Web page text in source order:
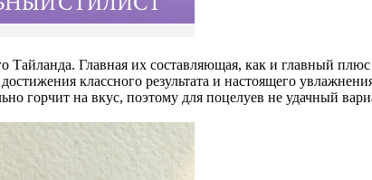
Тайланда. Главная их составляющая, как и главный
классного результата и настоящего
горчит на вкус, поэтому для поцелуев не удачный